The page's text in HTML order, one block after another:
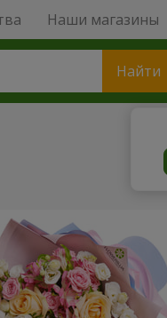
Наши магазины
Найти